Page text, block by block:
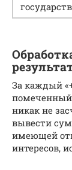
За каждый
помеченный
никак не
вывести
имеющей
интересов,